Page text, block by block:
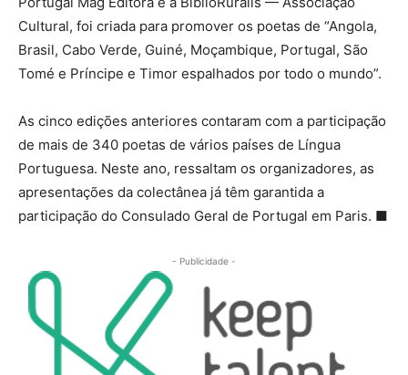
Cultural, foi criada para promover os poetas de “Angola,
Brasil, Cabo Verde, Guiné, Moçambique, Portugal, São
Tomé e Príncipe e Timor espalhados por todo o mundo”.
As cinco edições anteriores contaram com a participação
de mais de 340 poetas de vários países de Língua
Portuguesa. Neste ano, ressaltam os organizadores, as
apresentações da colectânea já têm garantida a
participação do Consulado Geral de Portugal em Paris. ■
- Publicidade -